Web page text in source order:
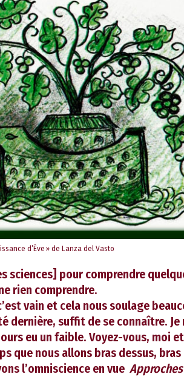
d’Ève » de Lanza del Vasto
sciences] pour comprendre
rien comprendre.
vain et cela nous soulage
dernière, suffit de se connaître. Je
eu un faible. Voyez-vous, moi
que nous allons bras dessus,
l’omniscience en vue